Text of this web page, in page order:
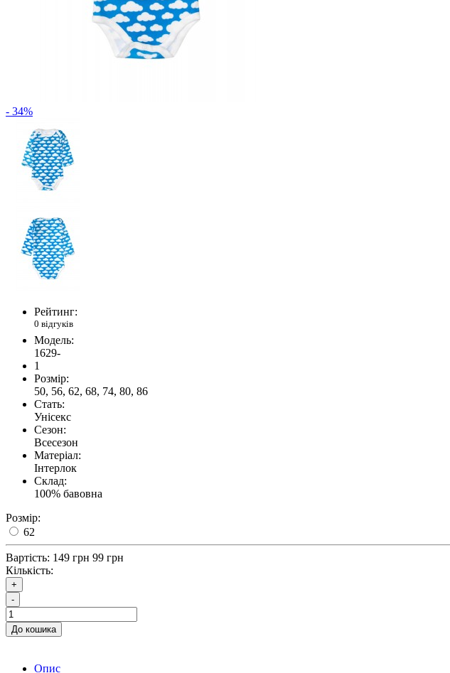
- 34%
Рейтинг:
0 відгуків
Модель:
1629-
1
Розмір:
50, 56, 62, 68, 74, 80, 86
Стать:
Унісекс
Сезон:
Всесезон
Матеріал:
Інтерлок
Склад:
100% бавовна
Розмір:
62
Вартість: 149 грн 99 грн
Кількість:
+
-
До кошика
Опис